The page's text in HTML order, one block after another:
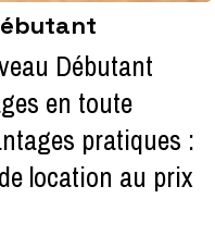
Débutant
en toute
pratiques :
location au prix